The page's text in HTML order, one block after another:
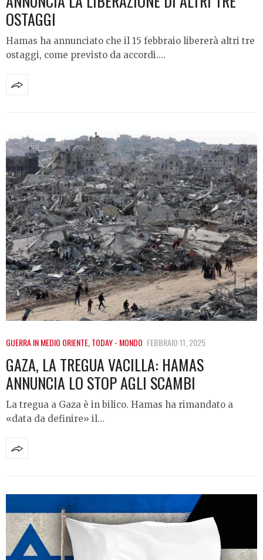
OSTAGGI
Hamas ha annunciato che il 15 febbraio libererà altri tre
ostaggi, come previsto da accordi.…
GUERRA IN MEDIO ORIENTE,TODAY - MONDO FEBBRAIO 11, 2025
GAZA, LA TREGUA VACILLA: HAMAS
ANNUNCIA LO STOP AGLI SCAMBI
La tregua a Gaza è in bilico. Hamas ha rimandato a
«data da definire» il…